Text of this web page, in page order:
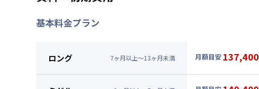
基本料金プラン
ロング 7ヶ月以上～13ヶ月未満 月額目安 137,400